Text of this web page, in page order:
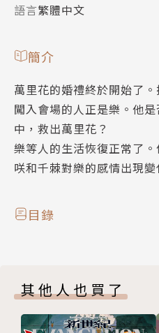
語言繁體中文
簡介
萬里花的婚禮終於開始了
闖入會場的人正是樂。他
中，救出萬里花？
樂等人的生活恢復正常了
咲和千棘對樂的感情出現變
目錄
其他人也買了